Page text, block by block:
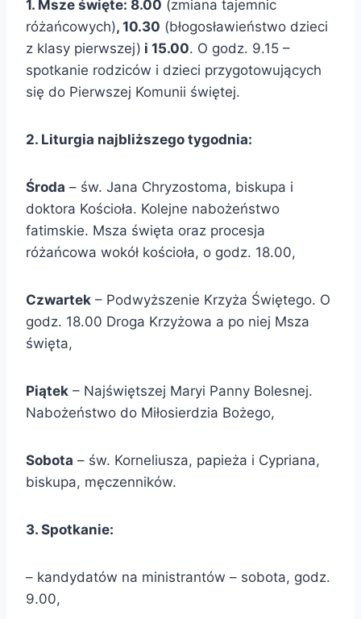
1. Msze święte: 8.00 (zmiana tajemnic
różańcowych), 10.30 (błogosławieństwo dzieci
z klasy pierwszej) i 15.00. O godz. 9.15 –
spotkanie rodziców i dzieci przygotowujących
się do Pierwszej Komunii świętej.
2. Liturgia najbliższego tygodnia:
Środa – św. Jana Chryzostoma, biskupa i
doktora Kościoła. Kolejne nabożeństwo
fatimskie. Msza święta oraz procesja
różańcowa wokół kościoła, o godz. 18.00,
Czwartek – Podwyższenie Krzyża Świętego. O
godz. 18.00 Droga Krzyżowa a po niej Msza
święta,
Piątek – Najświętszej Maryi Panny Bolesnej.
Nabożeństwo do Miłosierdzia Bożego,
Sobota – św. Korneliusza, papieża i Cypriana,
biskupa, męczenników.
3. Spotkanie:
– kandydatów na ministrantów – sobota, godz.
9.00,